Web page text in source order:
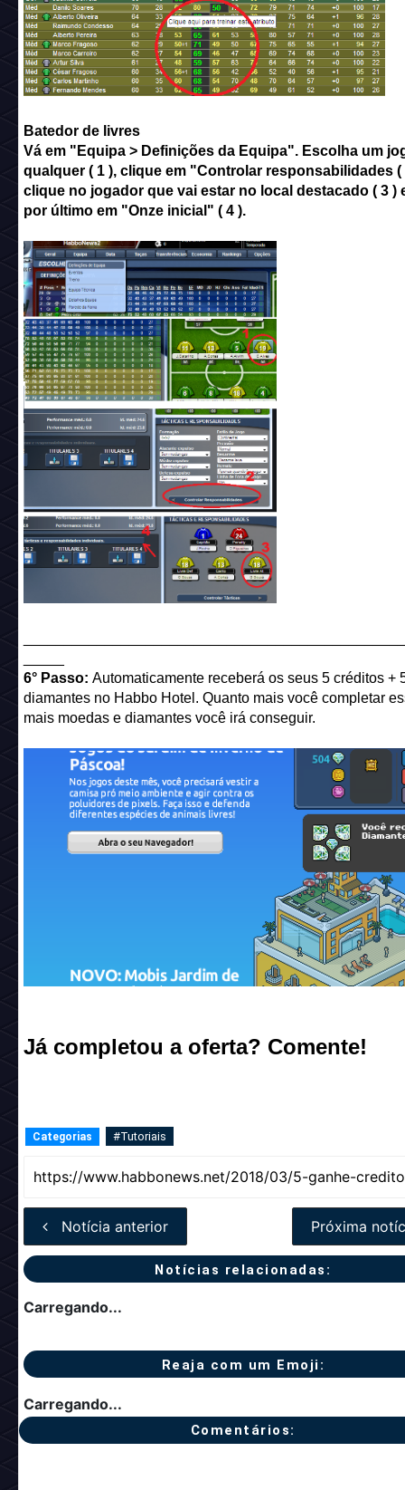
Batedor de livres
Vá em "Equipa > Definições da Equipa". Escolha um
qualquer ( 1 ), clique em "Controlar responsabilidades (
clique no jogador que vai estar no local destacado ( 3 )
por último em "Onze inicial" ( 4 ).
6° Passo: Automaticamente receberá os seus 5 créditos +
diamantes no Habbo Hotel. Quanto mais você completar
mais moedas e diamantes você irá conseguir.
Já completou a oferta? Comente!
Categorias #Tutoriais
Notícia anterior Próxima
Notícias relacionadas:
Carregando...
Reaja com um Emoji:
Carregando...
Comentários: